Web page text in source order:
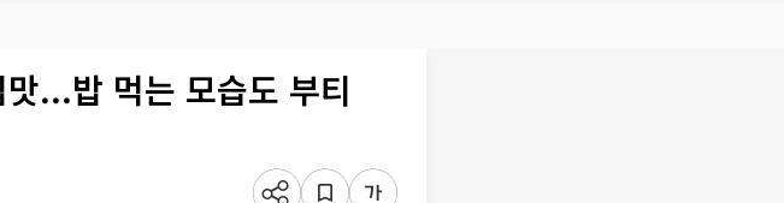
...밥 먹는 모습도 부티